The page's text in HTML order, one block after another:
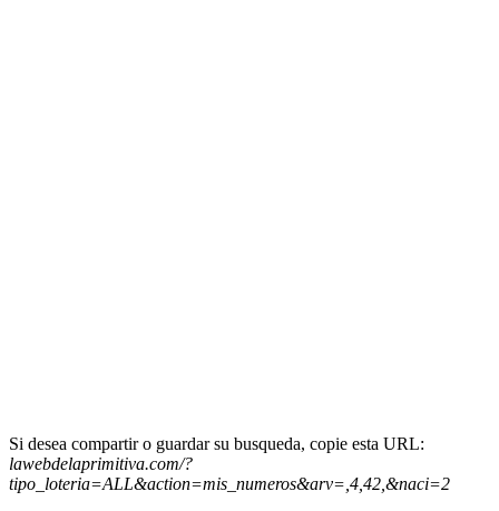
Si desea compartir o guardar su busqueda, copie esta URL:
lawebdelaprimitiva.com/?
tipo_loteria=ALL&action=mis_numeros&arv=,4,42,&naci=2